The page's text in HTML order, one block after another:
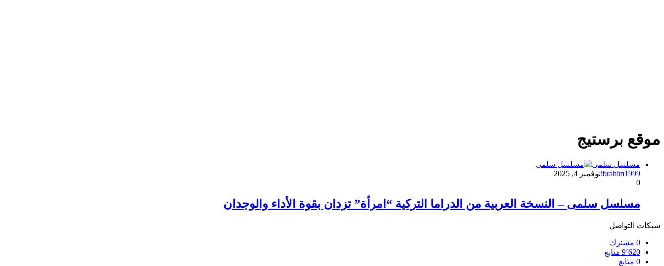
موقع برستيج
مسلسل سلمى
ibrahim1999نوفمبر 4, 2025
0
مسلسل سلمى – النسخة العربية من الدراما التركية “امرأة” تزدان بقوة الأداء والوجدان
شبكات التواصل
0 مشترك
9٬620 متابع
0 متابع